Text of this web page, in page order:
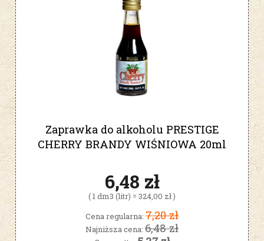
Zaprawka do alkoholu PRESTIGE
CHERRY BRANDY WIŚNIOWA 20ml
6,48 zł
( 1 dm3 (litr) = 324,00 zł )
Cena regularna: 7,20 zł
Najniższa cena: 6,48 zł